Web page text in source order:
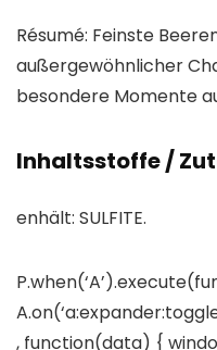
Résumé: Feinste
außergewöhnlicher
besondere Momente
Inhaltsstoffe /
enhält: SULFITE.
, function(data) {